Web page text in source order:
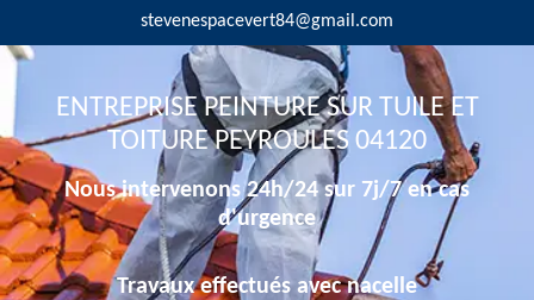
stevenespacevert84@gmail.com
ENTREPRISE PEINTURE SUR TUILE ET
TOITURE PEYROULES 04120
Nous intervenons 24h/24 sur 7j/7 en cas
d'urgence
Travaux effectués avec nacelle